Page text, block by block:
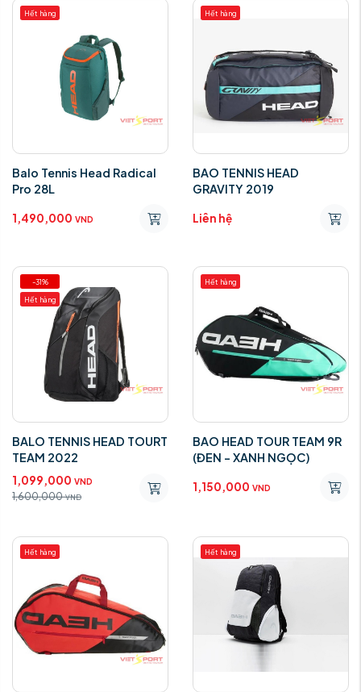
Hết hàng
Balo Tennis Head Radical
Pro 28L
1,490,000 VND
Hết hàng
BAO TENNIS HEAD
GRAVITY 2019
Liên hệ
-31%
Hết hàng
BALO TENNIS HEAD TOURT
TEAM 2022
1,099,000 VND
1,600,000 VND
Hết hàng
BAO HEAD TOUR TEAM 9R
(ĐEN - XANH NGỌC)
1,150,000 VND
Hết hàng Hết hàng